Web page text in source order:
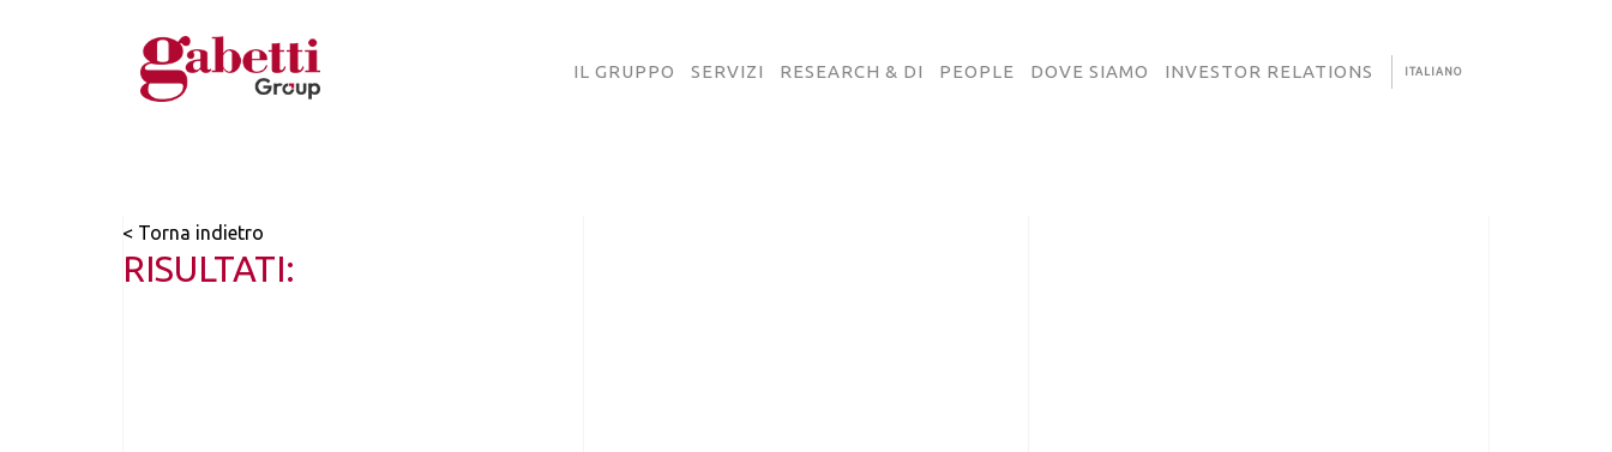
IL GRUPPO SERVIZI RESEARCH & DI PEOPLE DOVE SIAMO INVESTOR RELATIONS ITALIANO
< Torna indietro
RISULTATI: